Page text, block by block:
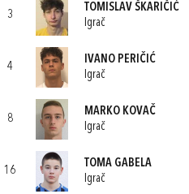
3
TOMISLAV ŠKARIČIĆ
Igrač
4
IVANO PERIČIĆ
Igrač
8
MARKO KOVAČ
Igrač
16
TOMA GABELA
Igrač